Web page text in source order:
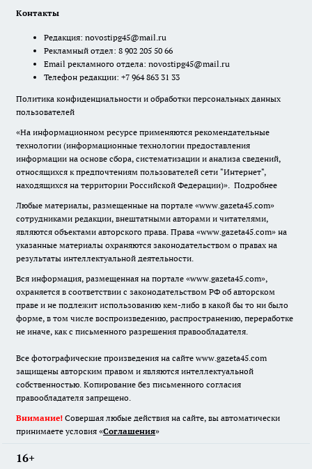
Контакты
Редакция: novostipg45@mail.ru
Рекламный отдел: 8 902 205 50 66
Email рекламного отдела: novostipg45@mail.ru
Телефон редакции: +7 964 863 31 33
Политика конфиденциальности и обработки персональных данных
пользователей
«На информационном ресурсе применяются рекомендательные
технологии (информационные технологии предоставления
информации на основе сбора, систематизации и анализа сведений,
относящихся к предпочтениям пользователей сети "Интернет",
находящихся на территории Российской Федерации)». Подробнее
Любые материалы, размещенные на портале «www.gazeta45.com»
сотрудниками редакции, внештатными авторами и читателями,
являются объектами авторского права. Права «www.gazeta45.com» на
указанные материалы охраняются законодательством о правах на
результаты интеллектуальной деятельности.
Вся информация, размещенная на портале «www.gazeta45.com»,
охраняется в соответствии с законодательством РФ об авторском
праве и не подлежит использованию кем-либо в какой бы то ни было
форме, в том числе воспроизведению, распространению, переработке
не иначе, как с письменного разрешения правообладателя.
Все фотографические произведения на сайте www.gazeta45.com
защищены авторским правом и являются интеллектуальной
собственностью. Копирование без письменного согласия
правообладателя запрещено.
Внимание! Совершая любые действия на сайте, вы автоматически
принимаете условия «Cоглашения»
16+